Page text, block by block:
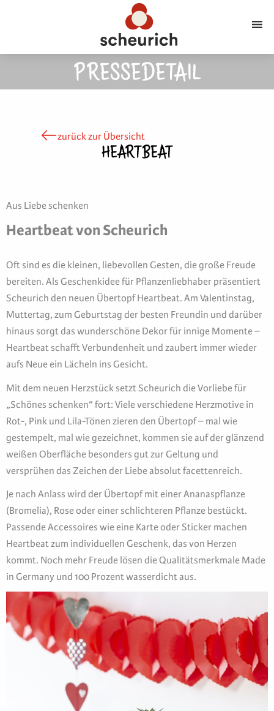
PRESSEDETAIL
zurück zur Übersicht
HEARTBEAT
Aus Liebe schenken
Heartbeat von Scheurich
Oft sind es die kleinen, liebevollen Gesten, die große Freude
bereiten. Als Geschenkidee für Pflanzenliebhaber präsentiert
Scheurich den neuen Übertopf Heartbeat. Am Valentinstag,
Muttertag, zum Geburtstag der besten Freundin und darüber
hinaus sorgt das wunderschöne Dekor für innige Momente –
Heartbeat schafft Verbundenheit und zaubert immer wieder
aufs Neue ein Lächeln ins Gesicht.
Mit dem neuen Herzstück setzt Scheurich die Vorliebe für
„Schönes schenken“ fort: Viele verschiedene Herzmotive in
Rot-, Pink und Lila-Tönen zieren den Übertopf – mal wie
gestempelt, mal wie gezeichnet, kommen sie auf der glänzend
weißen Oberfläche besonders gut zur Geltung und
versprühen das Zeichen der Liebe absolut facettenreich.
Je nach Anlass wird der Übertopf mit einer Ananaspflanze
(Bromelia), Rose oder einer schlichteren Pflanze bestückt.
Passende Accessoires wie eine Karte oder Sticker machen
Heartbeat zum individuellen Geschenk, das von Herzen
kommt. Noch mehr Freude lösen die Qualitätsmerkmale Made
in Germany und 100 Prozent wasserdicht aus.